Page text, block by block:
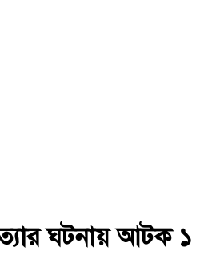
ঘটনায় আটক ১